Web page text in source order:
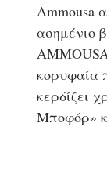
Ammousa
ασημένιο
κορυφαία
κερδίζει
Μποφόρ»